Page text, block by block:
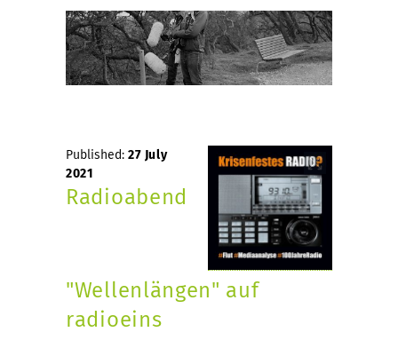
Published: 27 July
2021
Radioabend
"Wellenlängen" auf
radioeins